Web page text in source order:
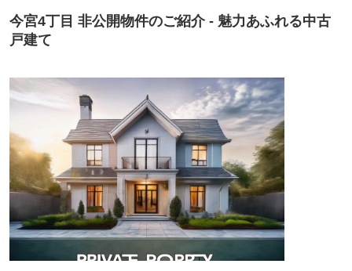
今宮4丁目 非公開物件のご紹介 - 魅力あふれる中古
戸建て